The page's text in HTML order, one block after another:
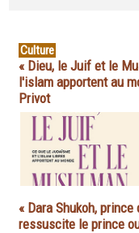
Culture
« Dieu, le Juif et le
l'islam apportent au
Privot
« Dara Shukoh,
ressuscite le prince